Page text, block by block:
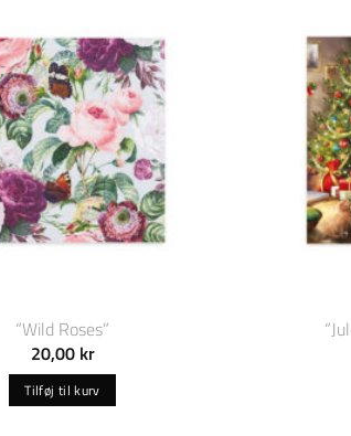
“Wild Roses”
20,00 kr
Tilføj til kurv